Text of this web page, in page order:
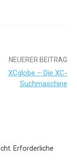
NEUERER BEITRAG
XCglobe – Die XC-
Suchmaschine
Erforderliche